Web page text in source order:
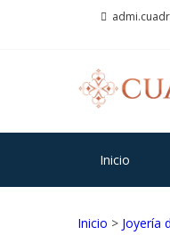
Inicio
Inicio > Joyería